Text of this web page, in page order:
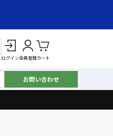
ログイン会員登録カート
お問い合わせ